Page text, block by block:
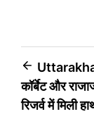
Post
कॉर्बेट और
रिजर्व में मिली